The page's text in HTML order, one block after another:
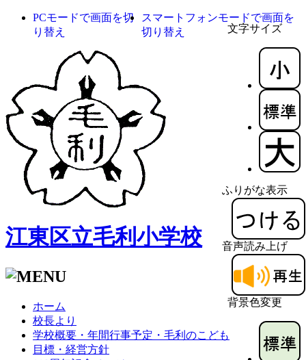
文字サイズ
ふりがな表示
音声読み上げ
背景色変更
PCモードで画面を切
り替え
スマートフォンモードで画面を
切り替え
江東区立毛利小学校
ホーム
校長より
学校概要・年間行事予定・毛利のこども
目標・経営方針